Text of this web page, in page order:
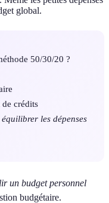
global.
50/30/20 ?
crédits
les dépenses
un budget personnel
budgétaire.